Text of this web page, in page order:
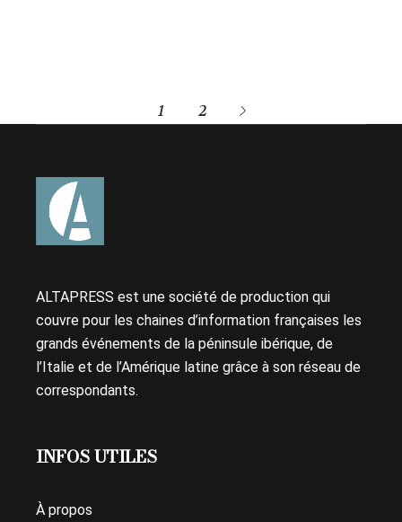
PAGINATION
DES
PUBLICATIONS
1 2
ALTAPRESS est une société de production qui
couvre pour les chaines d’information françaises les
grands événements de la péninsule ibérique, de
l’Italie et de l’Amérique latine grâce à son réseau de
correspondants.
INFOS UTILES
À propos